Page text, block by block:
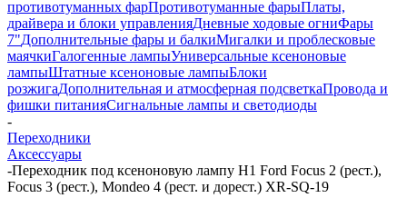
противотуманных фарПротивотуманные фарыПлаты,
драйвера и блоки управленияДневные ходовые огниФары
7"Дополнительные фары и балкиМигалки и проблесковые
маячкиГалогенные лампыУниверсальные ксеноновые
лампыШтатные ксеноновые лампыБлоки
розжигаДополнительная и атмосферная подсветкаПровода и
фишки питанияCигнальные лампы и светодиоды
-
Переходники
Аксессуары
-Переходник под ксеноновую лампу H1 Ford Focus 2 (рест.),
Focus 3 (рест.), Mondeo 4 (рест. и дорест.) XR-SQ-19